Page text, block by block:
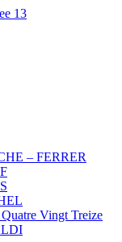
ni dieu ni
– FERRER
Vingt Treize